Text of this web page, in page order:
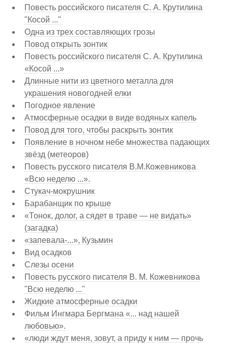
Повесть российского писателя С. А. Крутилина
"Косой ..."
Одна из трех составляющих грозы
Повод открыть зонтик
Повесть российского писателя С. А. Крутилина
«Косой ...»
Длинные нити из цветного металла для
украшения новогодней елки
Погодное явление
Атмосферные осадки в виде водяных капель
Повод для того, чтобы раскрыть зонтик
Появление в ночном небе множества падающих
звёзд (метеоров)
Повесть русского писателя В.М.Кожевникова
«Всю неделю ...».
Стукач-мокрушник
Барабанщик по крыше
«Тонок, долог, а сядет в траве — не видать»
(загадка)
«запевала-...», Кузьмин
Вид осадков
Слезы осени
Повесть русского писателя В. М. Кожевникова
"Всю неделю ..."
Жидкие атмосферные осадки
Фильм Ингмара Бергмана «... над нашей
любовью».
«люди ждут меня, зовут, а приду к ним — прочь